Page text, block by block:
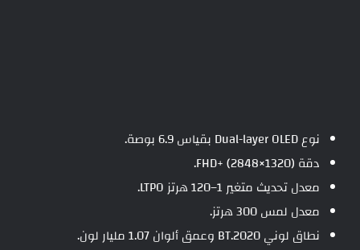
نوع Dual-layer OLED بقياس 6.9 بوصة.
دقة FHD+‎ (2848×1320).
معدل تحديث متغير 1–120 هرتز LTPO.
معدل لمس 300 هرتز.
نطاق لوني BT.2020 وعمق ألوان 1.07 مليار لون.